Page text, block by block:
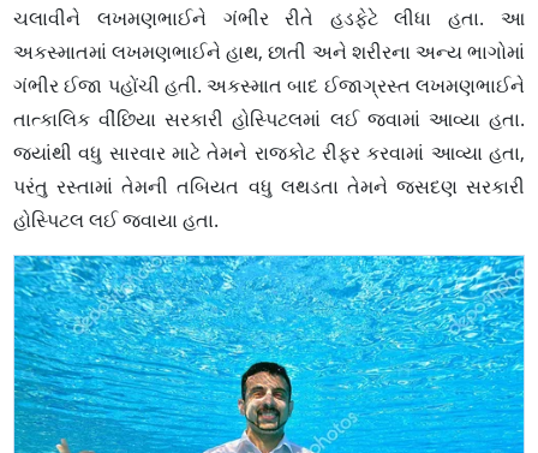
ચલાવીને લખમણભાઈને ગંભીર રીતે હડફેટે લીધા હતા. આ
અકસ્માતમાં લખમણભાઈને હાથ, છાતી અને શરીરના અન્ય ભાગોમાં
ગંભીર ઈજા પહોંચી હતી. અકસ્માત બાદ ઈજાગ્રસ્ત લખમણભાઈને
તાત્કાલિક વીંછિયા સરકારી હોસ્પિટલમાં લઈ જવામાં આવ્યા હતા.
જ્યાંથી વધુ સારવાર માટે તેમને રાજકોટ રીફર કરવામાં આવ્યા હતા,
પરંતુ રસ્તામાં તેમની તબિયત વધુ લથડતા તેમને જસદણ સરકારી
હોસ્પિટલ લઈ જવાયા હતા.